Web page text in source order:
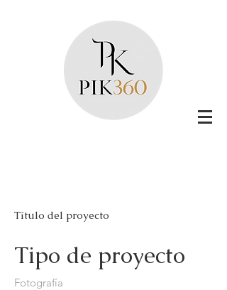
Título del proyecto
Tipo de proyecto
Fotografía